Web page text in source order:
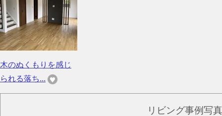
木のぬくもりを感じ
られる落ち...
リビング事例写